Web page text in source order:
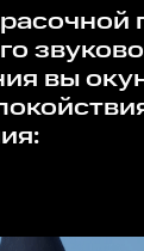
вы